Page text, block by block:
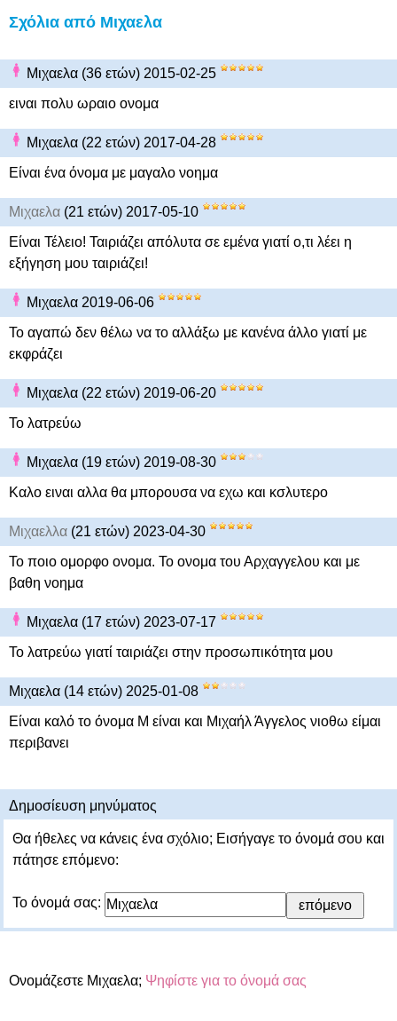
Σχόλια από Μιχαελα
Μιχαελα (36 ετών) 2015-02-25
ειναι πολυ ωραιο ονομα
Μιχαελα (22 ετών) 2017-04-28
Είναι ένα όνομα με μαγαλο νοημα
Μιχαελα (21 ετών) 2017-05-10
Είναι Τέλειο! Ταιριάζει απόλυτα σε εμένα γιατί ο,τι λέει η
εξήγηση μου ταιριάζει!
Μιχαελα 2019-06-06
Το αγαπώ δεν θέλω να το αλλάξω με κανένα άλλο γιατί με
εκφράζει
Μιχαελα (22 ετών) 2019-06-20
Το λατρεύω
Μιχαελα (19 ετών) 2019-08-30
Καλο ειναι αλλα θα μπορουσα να εχω και κσλυτερο
Μιχαελλα (21 ετών) 2023-04-30
Το ποιο ομορφο ονομα. Το ονομα του Αρχαγγελου και με
βαθη νοημα
Μιχαελα (17 ετών) 2023-07-17
Το λατρεύω γιατί ταιριάζει στην προσωπικότητα μου
Μιχαελα (14 ετών) 2025-01-08
Είναι καλό το όνομα Μ είναι και Μιχαήλ Άγγελος νιοθω είμαι
περιβανει
Δημοσίευση μηνύματος
Θα ήθελες να κάνεις ένα σχόλιο; Εισήγαγε το όνομά σου και
πάτησε επόμενο:
Το όνομά σας:
Ονομάζεστε Μιχαελα; Ψηφίστε για το όνομά σας